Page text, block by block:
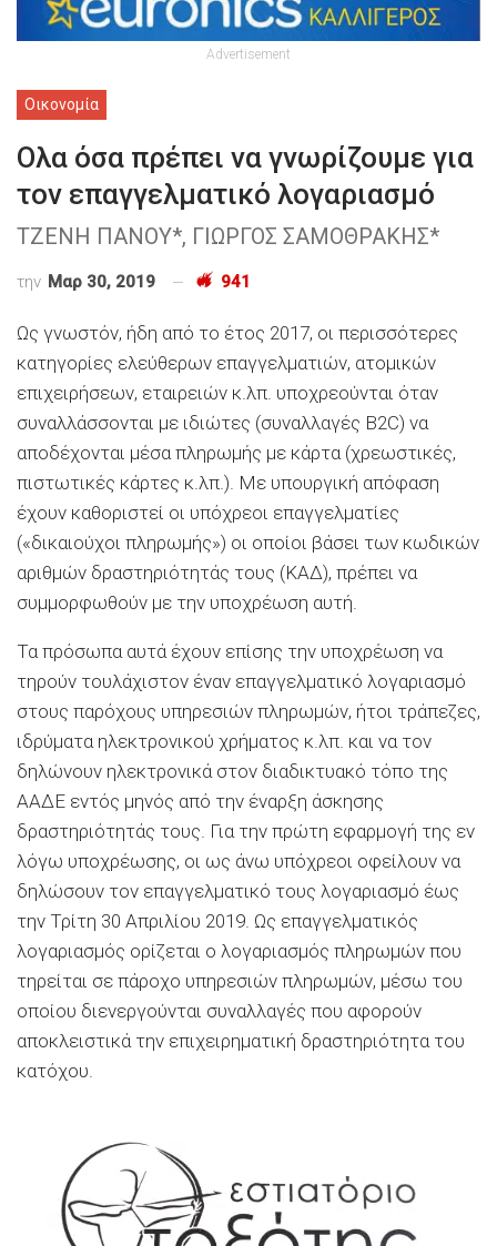
Advertisement
Οικονομία
Ολα όσα πρέπει να γνωρίζουμε για
τον επαγγελματικό λογαριασμό
ΤΖΕΝΗ ΠΑΝΟΥ*, ΓΙΩΡΓΟΣ ΣΑΜΟΘΡΑΚΗΣ*
την Μαρ 30, 2019 941
Ως γνωστόν, ήδη από το έτος 2017, οι περισσότερες
κατηγορίες ελεύθερων επαγγελματιών, ατομικών
επιχειρήσεων, εταιρειών κ.λπ. υποχρεούνται όταν
συναλλάσσονται με ιδιώτες (συναλλαγές B2C) να
αποδέχονται μέσα πληρωμής με κάρτα (χρεωστικές,
πιστωτικές κάρτες κ.λπ.). Με υπουργική απόφαση
έχουν καθοριστεί οι υπόχρεοι επαγγελματίες
(«δικαιούχοι πληρωμής») οι οποίοι βάσει των κωδικών
αριθμών δραστηριότητάς τους (ΚΑΔ), πρέπει να
συμμορφωθούν με την υποχρέωση αυτή.
Τα πρόσωπα αυτά έχουν επίσης την υποχρέωση να
τηρούν τουλάχιστον έναν επαγγελματικό λογαριασμό
στους παρόχους υπηρεσιών πληρωμών, ήτοι τράπεζες,
ιδρύματα ηλεκτρονικού χρήματος κ.λπ. και να τον
δηλώνουν ηλεκτρονικά στον διαδικτυακό τόπο της
ΑΑΔΕ εντός μηνός από την έναρξη άσκησης
δραστηριότητάς τους. Για την πρώτη εφαρμογή της εν
λόγω υποχρέωσης, οι ως άνω υπόχρεοι οφείλουν να
δηλώσουν τον επαγγελματικό τους λογαριασμό έως
την Τρίτη 30 Απριλίου 2019. Ως επαγγελματικός
λογαριασμός ορίζεται ο λογαριασμός πληρωμών που
τηρείται σε πάροχο υπηρεσιών πληρωμών, μέσω του
οποίου διενεργούνται συναλλαγές που αφορούν
αποκλειστικά την επιχειρηματική δραστηριότητα του
κατόχου.